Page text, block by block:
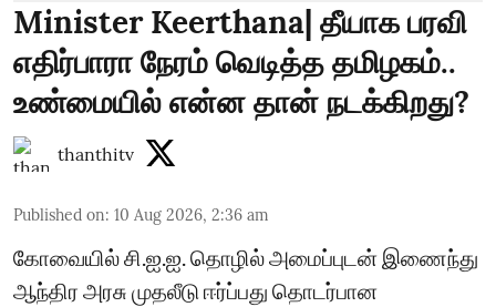
Minister Keerthana| தீயாக பரவி
எதிர்பாரா நேரம் வெடித்த தமிழகம்..
உண்மையில் என்ன தான் நடக்கிறது?
thanthitv
Published on: 10 Aug 2026, 2:36 am
கோவையில் சி.ஐ.ஐ. தொழில் அமைப்புடன் இணைந்து
ஆந்திர அரசு முதலீடு ஈர்ப்பது தொடர்பான